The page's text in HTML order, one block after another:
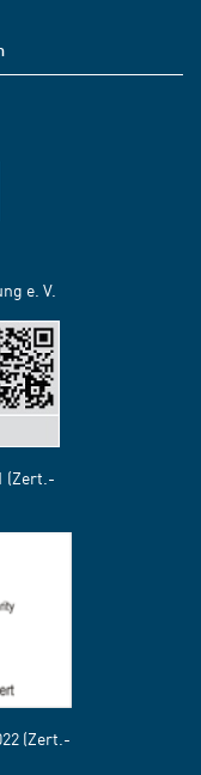
e. V.
(Zert.-
(Zert.-